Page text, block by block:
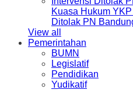
Kuasa Hukum
Ditolak PN
View all
Pemerintahan
BUMN
Legislatif
Pendidikan
Yudikatif